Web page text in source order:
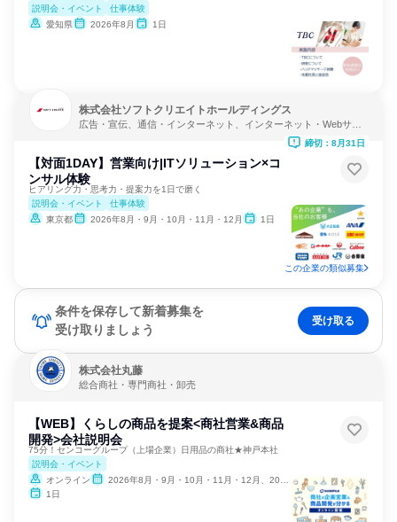
説明会・イベント
仕事体験
愛知県
2026年8月 1日
株式会社ソフトクリエイトホールディングス
広告・宣伝、通信・インターネット、インターネット・Webサー
【対面1DAY】営業向け|ITソリューション×コ
ンサル体験
ヒアリング力・思考力・提案力を1日で磨く
説明会・イベント
仕事体験
東京都
2026年8月・9月・10月・11月・12月 1日
締切：8月31日
この企業の類似募集
条件を保存して新着募集を
受け取りましょう
受け取る
株式会社丸藤
総合商社・専門商社・卸売
【WEB】くらしの商品を提案<商社営業&商品
開発>会社説明会
75分！センコーグループ（上場企業）日用品の商社★神戸本社
説明会・イベント
オンライン
2026年8月・9月・10月・11月・12月、2027年1月
1日